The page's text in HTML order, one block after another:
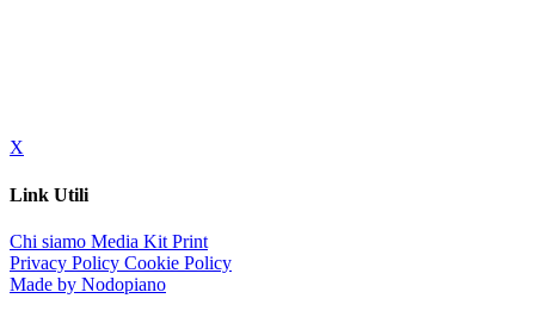
X
Link Utili
Chi siamo Media Kit Print
Privacy Policy Cookie Policy
Made by Nodopiano